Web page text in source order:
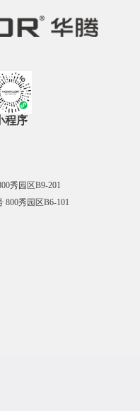
程序
秀园区B9-201
800秀园区B6-101